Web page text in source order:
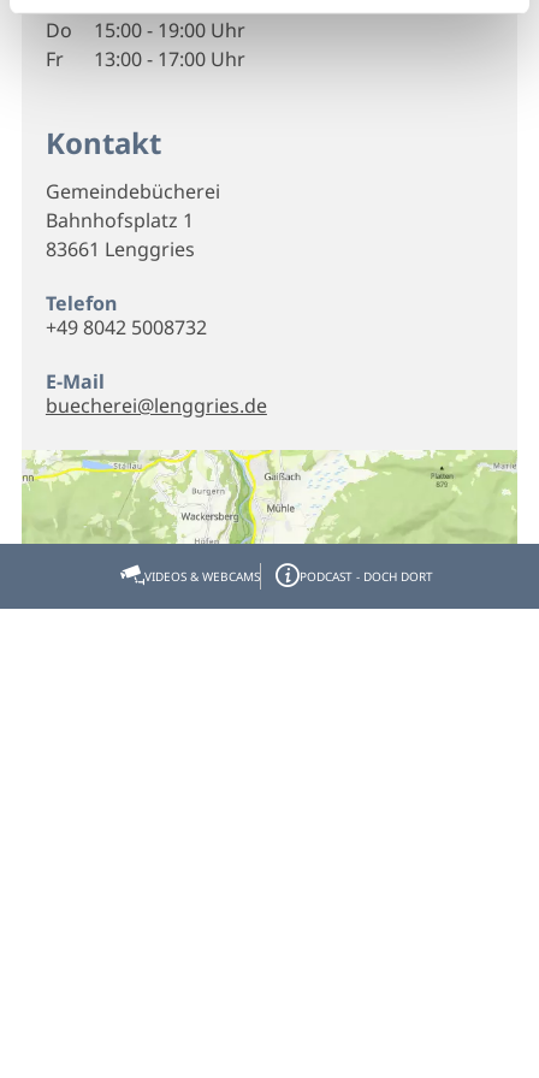
Do
15:00 - 19:00 Uhr
Fr
13:00 - 17:00 Uhr
Kontakt
Gemeindebücherei
Bahnhofsplatz 1
83661 Lenggries
Telefon
+49 8042 5008732
E-Mail
buecherei@lenggries.de
VIDEOS & WEBCAMS PODCAST - DOCH DORT